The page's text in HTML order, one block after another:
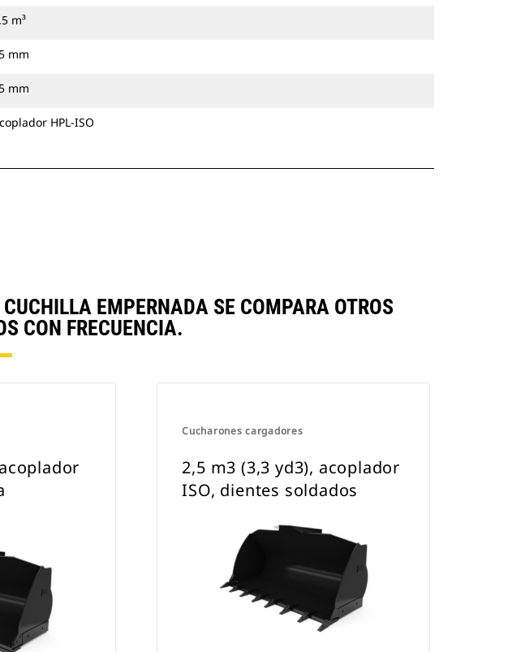
m³
mm
mm
HPL-ISO
EMPERNADA SE COMPARA OTROS
CON FRECUENCIA.
Cucharones cargadores
2,5 m3 (3,3 yd3), acoplador
ISO, dientes soldados